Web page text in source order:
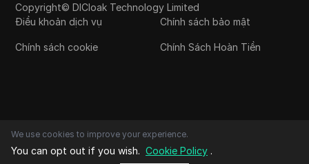
Copyright© DICloak Technology Limited
Điều khoản dịch vụ
Chính sách bảo mật
Chính sách cookie Chính Sách Hoàn Tiền
We use cookies to improve your experience.
You can opt out if you wish. Cookie Policy .